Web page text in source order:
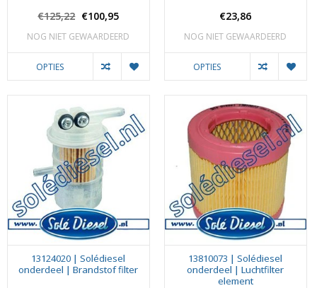
€125,22 €100,95
NOG NIET GEWAARDEERD
OPTIES
€23,86
NOG NIET GEWAARDEERD
OPTIES
13124020 | Solédiesel
onderdeel | Brandstof filter
13810073 | Solédiesel
onderdeel | Luchtfilter
element